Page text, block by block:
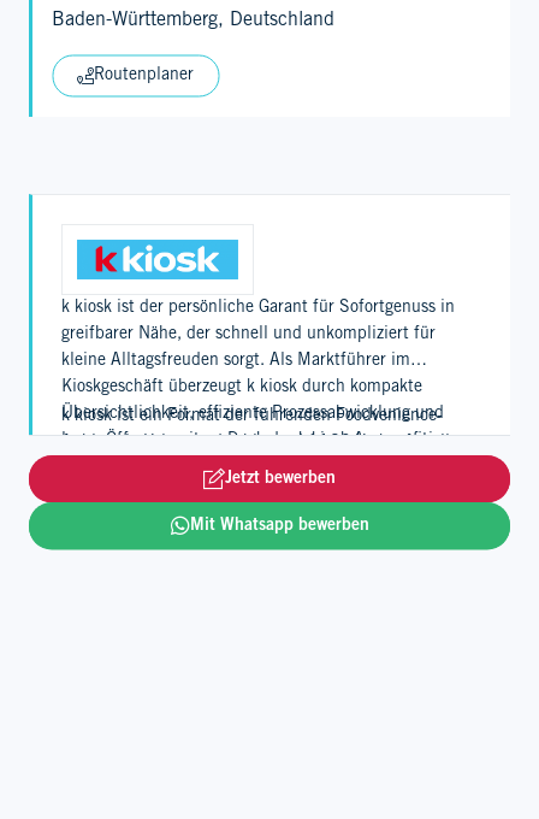
Baden-Württemberg, Deutschland
Routenplaner
k kiosk ist der persönliche Garant für Sofortgenuss in
greifbarer Nähe, der schnell und unkompliziert für
kleine Alltagsfreuden sorgt. Als Marktführer im
Kioskgeschäft überzeugt k kiosk durch kompakte
Übersichtlichkeit, effiziente Prozessabwicklung und
lange Öffnungszeiten. Dank der k kiosk App profitieren
Kundinnen und Kunden zudem von einem digitalen
k kiosk ist ein Format der führenden Foodvenience-
in der Schweiz, in Deutschland und Luxemburg.
Gestalte mit uns die Zukunft und werde zum
Glücksbringer.
Jetzt bewerben
Mit Whatsapp bewerben